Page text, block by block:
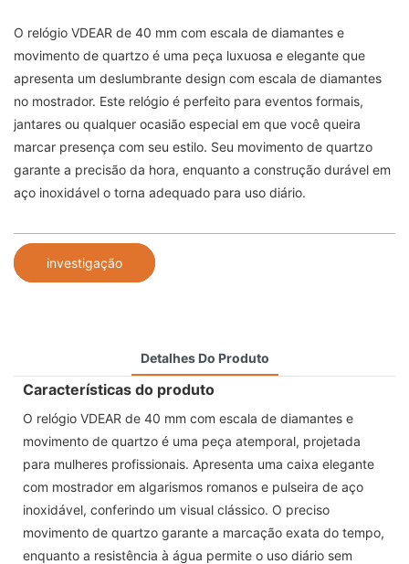
O relógio VDEAR de 40 mm com escala de diamantes e
movimento de quartzo é uma peça luxuosa e elegante que
apresenta um deslumbrante design com escala de diamantes
no mostrador. Este relógio é perfeito para eventos formais,
jantares ou qualquer ocasião especial em que você queira
marcar presença com seu estilo. Seu movimento de quartzo
garante a precisão da hora, enquanto a construção durável em
aço inoxidável o torna adequado para uso diário.
investigação
Detalhes Do Produto
Características do produto
O relógio VDEAR de 40 mm com escala de diamantes e
movimento de quartzo é uma peça atemporal, projetada
para mulheres profissionais. Apresenta uma caixa elegante
com mostrador em algarismos romanos e pulseira de aço
inoxidável, conferindo um visual clássico. O preciso
movimento de quartzo garante a marcação exata do tempo,
enquanto a resistência à água permite o uso diário sem